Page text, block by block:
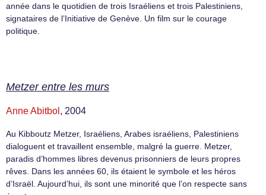
année dans le quotidien de trois Israéliens et trois Palestiniens,
signataires de l’Initiative de Genève. Un film sur le courage
politique.
Metzer entre les murs
Anne Abitbol , 2004
Au Kibboutz Metzer, Israéliens, Arabes israéliens, Palestiniens
dialoguent et travaillent ensemble, malgré la guerre. Metzer,
paradis d’hommes libres devenus prisonniers de leurs propres
rêves. Dans les années 60, ils étaient le symbole et les héros
d’Israël. Aujourd’hui, ils sont une minorité que l’on respecte sans